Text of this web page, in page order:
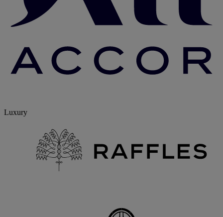
Luxury